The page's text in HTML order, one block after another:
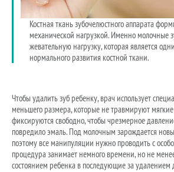
Костная ткань зубочелюстного аппарата
механической нагрузкой. Именно молочные
жевательную нагрузку, которая является
нормального развития костной ткани.
Чтобы удалить зуб ребенку, врач использует
меньшего размера, которые не травмируют
фиксируются свободно, чтобы чрезмерное
повредило эмаль. Под молочным зарождается
поэтому все манипуляции нужно проводить с
процедура занимает немного времени, но не
состоянием ребенка в последующие за удалением